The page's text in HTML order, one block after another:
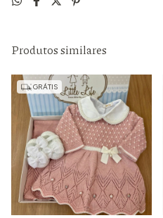
Produtos similares
GRÁTIS